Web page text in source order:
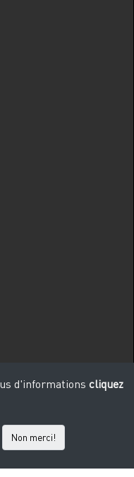
d'informations cliquez
Non merci!